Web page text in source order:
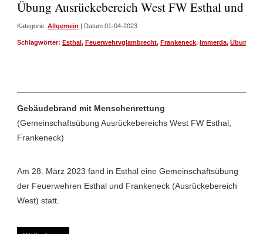
Übung Ausrückebereich West FW Esthal und
Kategorie: Allgemein | Datum 01-04-2023
Schlagwörter: Esthal, Feuerwehrvglambrecht, Frankeneck, Immerda, Übung
Gebäudebrand mit Menschenrettung
(Gemeinschaftsübung Ausrückebereichs West FW Esthal,
Frankeneck)
Am 28. März 2023 fand in Esthal eine Gemeinschaftsübung
der Feuerwehren Esthal und Frankeneck (Ausrückebereich
West) statt.